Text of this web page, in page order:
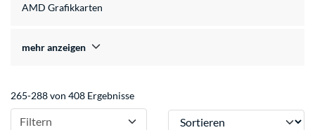
AMD Grafikkarten
mehr anzeigen
265-288 von 408 Ergebnisse
Filtern Sortieren